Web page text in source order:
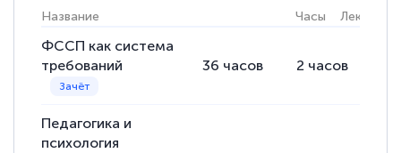
Название Часы Лекции
ФССП как система
требований
36 часов 2 часов
Педагогика и
психология